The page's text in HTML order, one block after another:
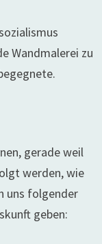
Wandmalerei zu
gerade weil
werden, wie
uns folgender
geben: